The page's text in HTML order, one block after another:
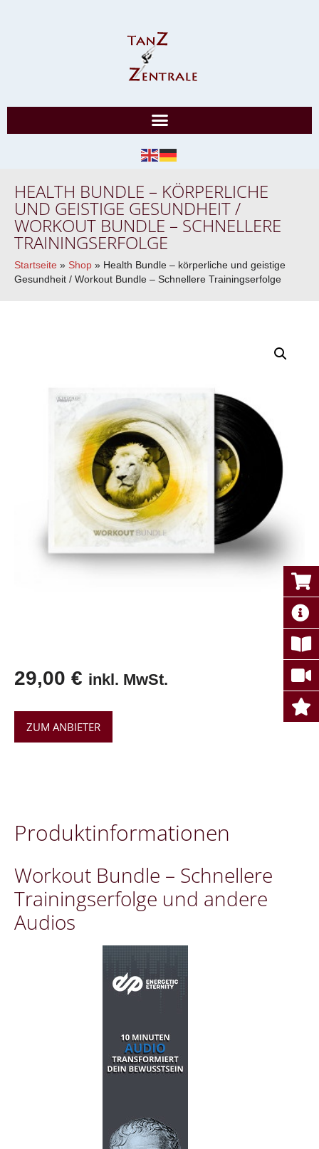
HEALTH BUNDLE – KÖRPERLICHE
UND GEISTIGE GESUNDHEIT /
WORKOUT BUNDLE – SCHNELLERE
TRAININGSERFOLGE
Startseite » Shop » Health Bundle – körperliche und geistige
Gesundheit / Workout Bundle – Schnellere Trainingserfolge
29,00 € inkl. MwSt.
ZUM ANBIETER
Pro­dukt­in­for­ma­tio­nen
Workout Bundle – Schnellere
Trainingserfolge und andere
Audios